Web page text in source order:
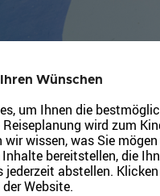
Wünschen
um Ihnen die
wird zum
wir wissen, was Sie
bereitstellen, die
jederzeit abstellen.
Website.